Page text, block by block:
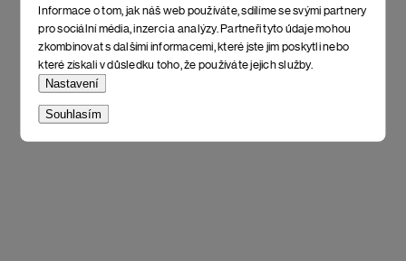
Informace o tom, jak náš web používáte, sdílíme se svými partnery
pro sociální média, inzerci a analýzy. Partneři tyto údaje mohou
zkombinovat s dalšími informacemi, které jste jim poskytli nebo
které získali v důsledku toho, že používáte jejich služby.
Nastavení
Souhlasím